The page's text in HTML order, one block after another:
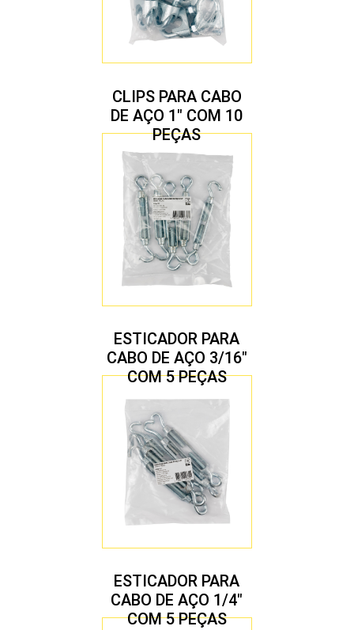
CLIPS PARA CABO
DE AÇO 1″ COM 10
PEÇAS
ESTICADOR PARA
CABO DE AÇO 3/16″
COM 5 PEÇAS
ESTICADOR PARA
CABO DE AÇO 1/4″
COM 5 PEÇAS